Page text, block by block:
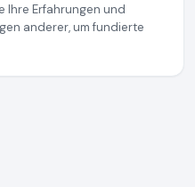
Ihre Erfahrungen und
anderer, um fundierte